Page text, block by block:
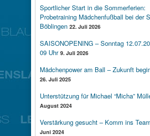
Sportlicher Start in die Sommerferien:
Probetraining Mädchenfußball bei der
Böblingen 22. Juli 2026
SAISONOPENING – Sonntag
09 Uhr 9. Juli 2026
Mädchenpower am Ball – Zukunft
26. Juli 2025
Unterstützung für Michael “Micha”
August 2024
Verstärkung gesucht – Komm ins
Juni 2024